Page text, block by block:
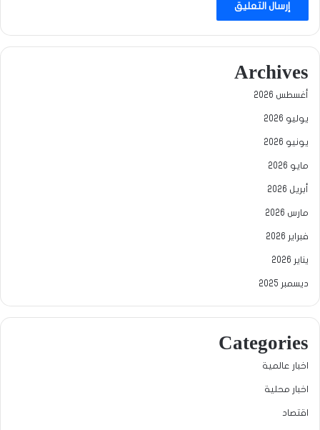
Archives
أغسطس 2026
يوليو 2026
يونيو 2026
مايو 2026
أبريل 2026
مارس 2026
فبراير 2026
يناير 2026
ديسمبر 2025
Categories
اخبار عالمية
اخبار محلية
اقتصاد